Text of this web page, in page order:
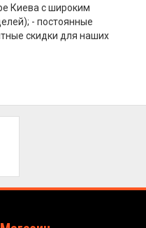
Киева с широким
- постоянные
скидки для наших